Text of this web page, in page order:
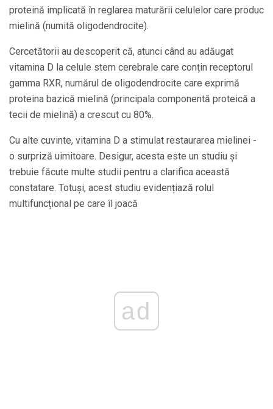
proteină implicată în reglarea maturării celulelor care produc
mielină (numită oligodendrocite).
Cercetătorii au descoperit că, atunci când au adăugat
vitamina D la celule stem cerebrale care conțin receptorul
gamma RXR, numărul de oligodendrocite care exprimă
proteina bazică mielină (principala componentă proteică a
tecii de mielină) a crescut cu 80%.
Cu alte cuvinte, vitamina D a stimulat restaurarea mielinei -
o surpriză uimitoare. Desigur, acesta este un studiu și
trebuie făcute multe studii pentru a clarifica această
constatare. Totuși, acest studiu evidențiază rolul
multifuncțional pe care îl joacă
ad